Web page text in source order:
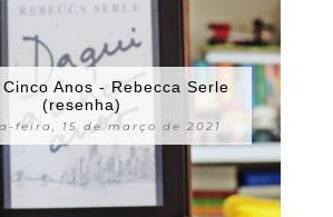
Anos - Rebecca Serle
(resenha)
feira, 15 de março de 2021